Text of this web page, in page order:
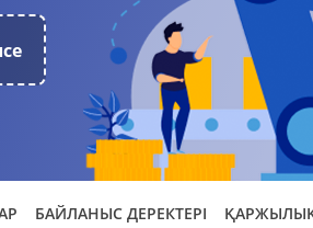
БАЙЛАНЫС ДЕРЕКТЕРІ